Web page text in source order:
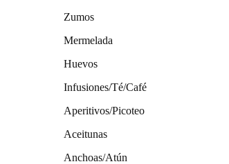
Zumos
Mermelada
Huevos
Infusiones/Té/Café
Aperitivos/Picoteo
Aceitunas
Anchoas/Atún